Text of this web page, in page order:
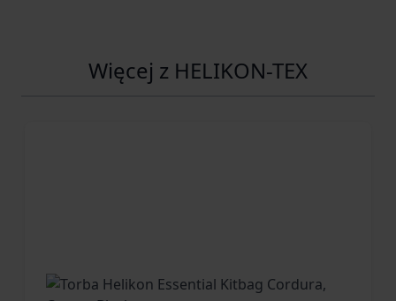
Więcej z HELIKON-TEX